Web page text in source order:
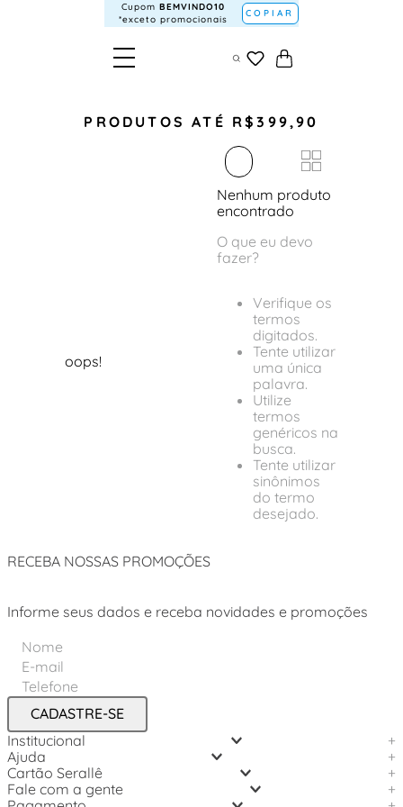
Cupom BEMVINDO10
*exceto promocionais
COPIAR
PRODUTOS ATÉ R$399,90
oops!
Nenhum produto
encontrado
O que eu devo
fazer?
Verifique os
termos
digitados.
Tente utilizar
uma única
palavra.
Utilize
termos
genéricos na
busca.
Tente utilizar
sinônimos
do termo
desejado.
RECEBA NOSSAS PROMOÇÕES
Informe seus dados e receba novidades e promoções
CADASTRE-SE
Institucional
+
Ajuda
+
Cartão Serallê
+
Fale com a gente
+